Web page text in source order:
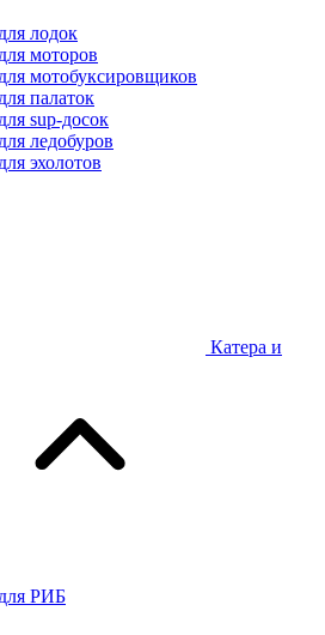
лодок
моторов
мотобуксировщиков
палаток
sup-досок
ледобуров
эхолотов
Катера и
РИБ